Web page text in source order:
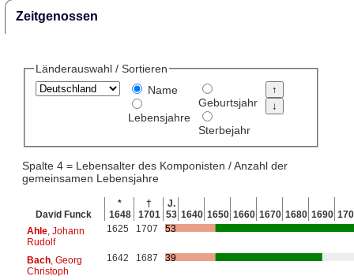
Zeitgenossen
Länderauswahl / Sortieren
Name
Lebensjahre
Geburtsjahr
Sterbejahr
Spalte 4 = Lebensalter des Komponisten / Anzahl der
gemeinsamen Lebensjahre
David Funck
*
1648
†
1701
J.
53 1640 1650 1660 1670 1680 1690
Ahle, Johann
Rudolf
1625 1707 53
Bach, Georg
Christoph
1642 1687 39